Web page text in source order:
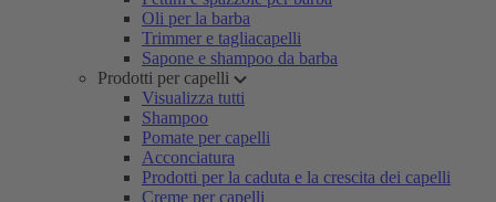
Oli per la barba
Trimmer e tagliacapelli
Sapone e shampoo da barba
Prodotti per capelli
Visualizza tutti
Shampoo
Pomate per capelli
Acconciatura
Prodotti per la caduta e la crescita dei capelli
Creme per capelli